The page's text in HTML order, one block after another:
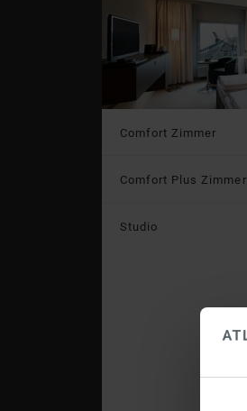
Comfort Zimmer
Comfort Plus Zimmer
Studio